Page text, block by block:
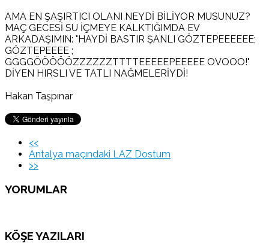
AMA EN ŞAŞIRTICI OLANI NEYDİ BİLİYOR MUSUNUZ?
MAÇ GECESİ SU İÇMEYE KALKTIĞIMDA EV
ARKADAŞIMIN: "HAYDİ BASTIR ŞANLI GÖZTEPEEEEEE;
GÖZTEPEEEE ;
GGGGÖÖÖÖÖZZZZZZTTTTEEEEEPEEEEE OVOOO!"
DİYEN HIRSLI VE TATLI NAĞMELERİYDİ!
Hakan Taşpınar
<<
Antalya maçındaki LAZ Dostum
>>
YORUMLAR
KÖŞE YAZILARI